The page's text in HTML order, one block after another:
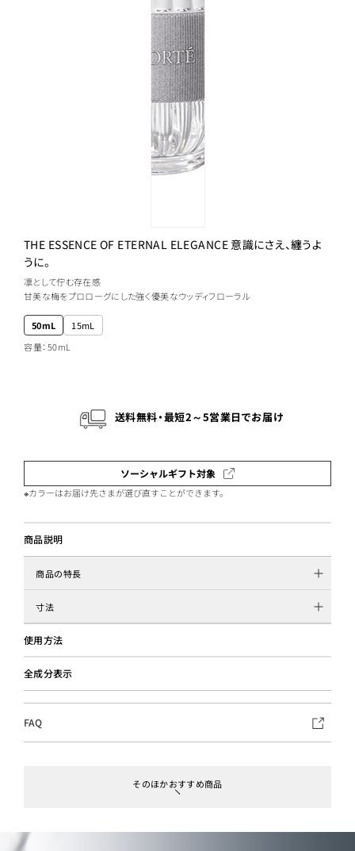
THE ESSENCE OF ETERNAL ELEGANCE 意識にさえ、纏うよ
うに。
凛として佇む存在感
甘美な梅をプロローグにした強く優美なウッディフローラル
50mL
15mL
容量：50mL
送料無料・最短2～5営業日でお届け
ソーシャルギフト対象
※カラーはお届け先さまが選び直すことができます。
商品説明
商品の特長
寸法
使用方法
全成分表示
FAQ
そのほかおすすめ商品